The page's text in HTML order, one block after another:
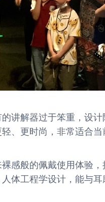
讲解器过于笨重，设
、更时尚，非常适合
感般的佩戴使用体验
体工程学设计，能与